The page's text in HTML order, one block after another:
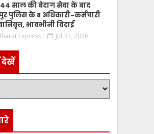
साल की बेदाग सेवा के बाद
पुलिस के 8 अधिकारी-कर्मचारी
भावभीनी विदाई
Express Jul 31, 2026
देखें